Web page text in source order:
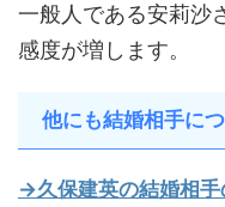
一般人である安莉沙
感度が増します。
他にも結婚相手に
→久保建英の結婚相